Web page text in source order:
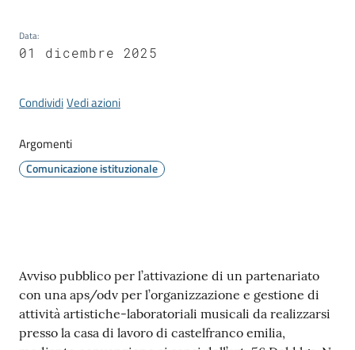
Data:
01 dicembre 2025
CondividiVedi azioni
Argomenti
Comunicazione istituzionale
Contenuto
Avviso pubblico per l’attivazione di un partenariato
con una aps/odv per l’organizzazione e gestione di
attività artistiche-laboratoriali musicali da realizzarsi
presso la casa di lavoro di castelfranco emilia,